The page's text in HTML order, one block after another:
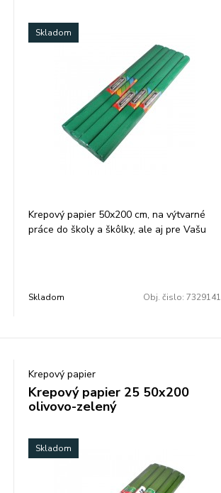
Skladom
Krepový papier 50x200 cm, na výtvarné
práce do školy a škôlky, ale aj pre Vašu
Skladom Obj. čislo: 7329141
Krepový papier
Krepový papier 25 50x200
olivovo-zelený
Skladom